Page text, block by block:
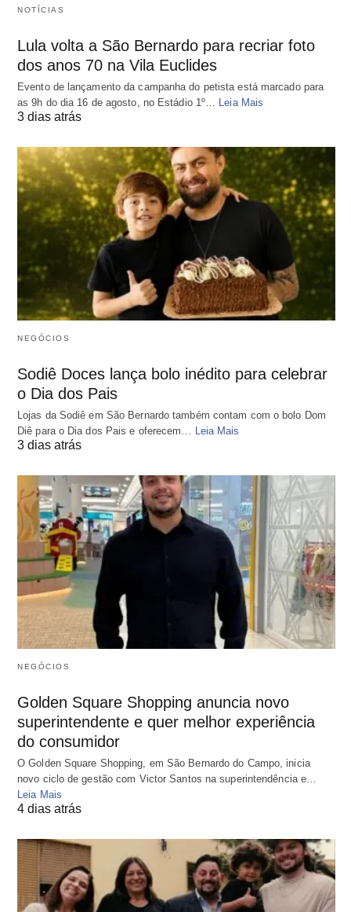
NOTÍCIAS
Lula volta a São Bernardo para recriar foto
dos anos 70 na Vila Euclides
Evento de lançamento da campanha do petista está marcado para
as 9h do dia 16 de agosto, no Estádio 1º… Leia Mais
3 dias atrás
NEGÓCIOS
Sodiê Doces lança bolo inédito para celebrar
o Dia dos Pais
Lojas da Sodiê em São Bernardo também contam com o bolo Dom
Diê para o Dia dos Pais e oferecem… Leia Mais
3 dias atrás
NEGÓCIOS
Golden Square Shopping anuncia novo
superintendente e quer melhor experiência
do consumidor
O Golden Square Shopping, em São Bernardo do Campo, inicia
novo ciclo de gestão com Victor Santos na superintendência e…
Leia Mais
4 dias atrás